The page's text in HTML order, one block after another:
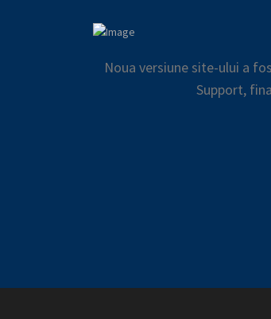
Noua versiune site-ului a
Support,